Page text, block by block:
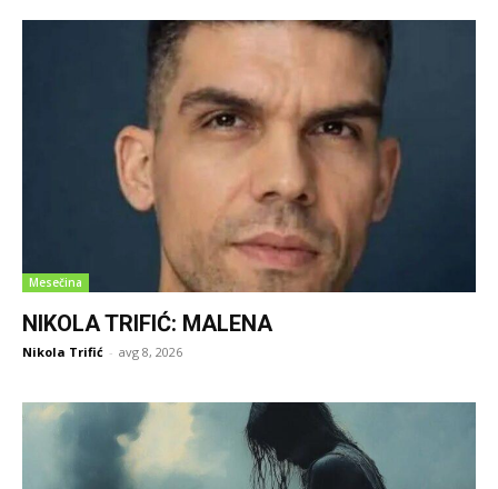
Mesečina
NIKOLA TRIFIĆ: MALENA
Nikola Trifić - avg 8, 2026